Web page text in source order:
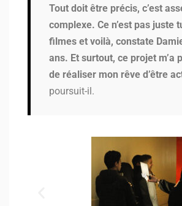
Tout doit être précis, c’est
complexe. Ce n’est pas juste
filmes et voilà, constate
ans. Et surtout, ce projet m’a
de réaliser mon rêve d’être
poursuit-il.